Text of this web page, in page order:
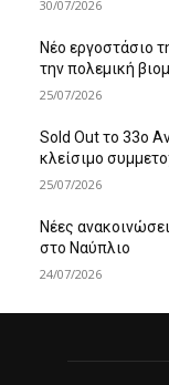
30/07/2026
Νέο εργοστάσιο
την πολεμική
25/07/2026
Sold Out το 33ο
κλείσιμο
25/07/2026
Νέες
στο Ναύπλιο
24/07/2026